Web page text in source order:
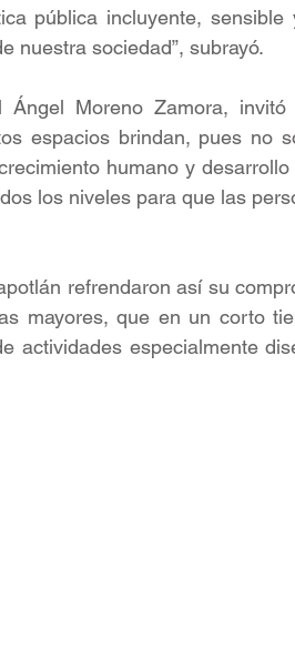
pública incluyente,
nuestra sociedad”, subrayó.
Ángel Moreno Zamora,
espacios brindan, pues no
humano y desarrollo
los niveles para que las
refrendaron así su
mayores, que en un corto
actividades especialmente